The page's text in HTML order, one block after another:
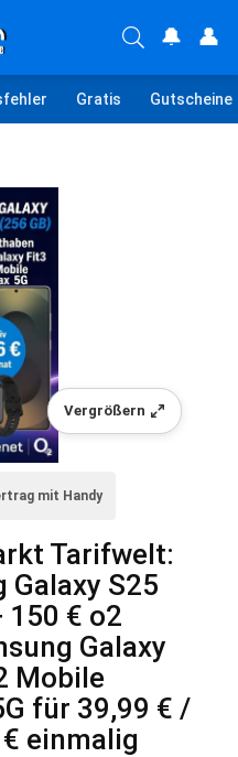
🔔 👤
Gratis Gutscheine
Vergrößern
mit Handy
Tarifwelt:
Galaxy S25
150 € o2
Galaxy
Mobile
für 39,99 € /
einmalig